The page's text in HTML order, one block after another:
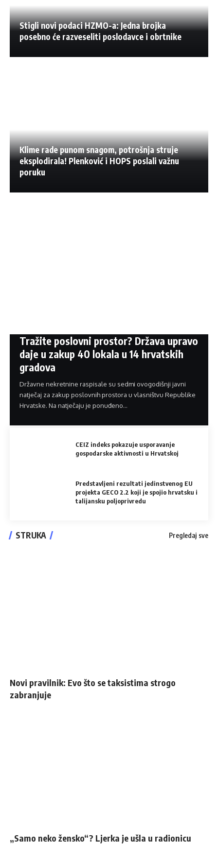
Stigli novi podaci HZMO-a: Jedna brojka
posebno će razveseliti poslodavce i obrtnike
Klime rade punom snagom, potrošnja struje
eksplodirala! Plenković i HOPS poslali važnu
poruku
Tražite poslovni prostor? Država upravo
daje u zakup 40 lokala u 14 hrvatskih
gradova
Državne nekretnine raspisale su sedmi ovogodišnji javni
natječaj za zakup poslovnih prostora u vlasništvu Republike
Hrvatske. Na natječaju je ponuđeno…
CEIZ indeks pokazuje usporavanje
gospodarske aktivnosti u Hrvatskoj
Predstavljeni rezultati jedinstvenog EU
projekta GECO 2.2 koji je spojio hrvatsku i
talijansku poljoprivredu
STRUKA Pregledaj sve
Novi pravilnik: Evo što se taksistima strogo
zabranjuje
„Samo neko žensko“? Ljerka je ušla u radionicu